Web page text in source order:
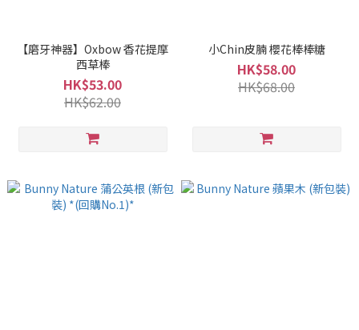
【磨牙神器】Oxbow 香花提摩
西草棒
HK$53.00
HK$62.00
小Chin皮腩 櫻花棒棒糖
HK$58.00
HK$68.00